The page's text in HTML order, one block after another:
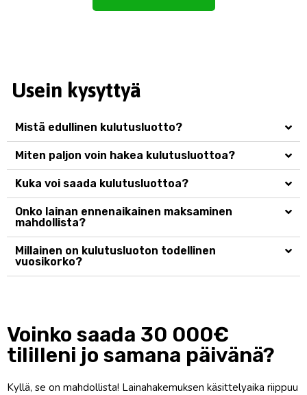
Usein kysyttyä
Mistä edullinen kulutusluotto?
Miten paljon voin hakea kulutusluottoa?
Kuka voi saada kulutusluottoa?
Onko lainan ennenaikainen maksaminen
mahdollista?
Millainen on kulutusluoton todellinen
vuosikorko?
Voinko saada 30 000€
tililleni jo samana päivänä?
Kyllä, se on mahdollista! Lainahakemuksen käsittelyaika riippuu